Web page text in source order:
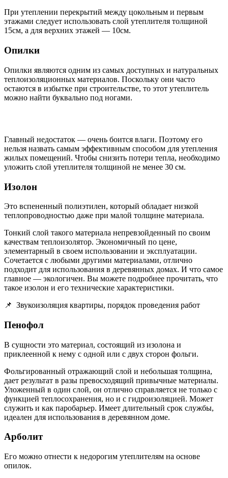
При утеплении перекрытий между цокольным и первым
этажами следует использовать слой утеплителя толщиной
15см, а для верхних этажей — 10см.
Опилки
Опилки являются одним из самых доступных и натуральных
теплоизоляционных материалов. Поскольку они часто
остаются в избытке при строительстве, то этот утеплитель
можно найти буквально под ногами.
Главный недостаток — очень боится влаги. Поэтому его
нельзя назвать самым эффективным способом для утепления
жилых помещений. Чтобы снизить потери тепла, необходимо
уложить слой утеплителя толщиной не менее 30 см.
Изолон
Это вспененный полиэтилен, который обладает низкой
теплопроводностью даже при малой толщине материала.
Тонкий слой такого материала непревзойденный по своим
качествам теплоизолятор. Экономичный по цене,
элементарный в своем использовании и эксплуатации.
Сочетается с любыми другими материалами, отлично
подходит для использования в деревянных домах. И что самое
главное — экологичен. Вы можете подробнее прочитать, что
такое изолон и его технические характеристики.
📌 Звукоизоляция квартиры, порядок проведения работ
Пенофол
В сущности это материал, состоящий из изолона и
приклеенной к нему с одной или с двух сторон фольги.
Фольгированный отражающий слой и небольшая толщина,
дает результат в разы превосходящий привычные материалы.
Уложенный в один слой, он отлично справляется не только с
функцией теплосохранения, но и с гидроизоляцией. Может
служить и как паробарьер. Имеет длительный срок службы,
идеален для использования в деревянном доме.
Арболит
Его можно отнести к недорогим утеплителям на основе
опилок.